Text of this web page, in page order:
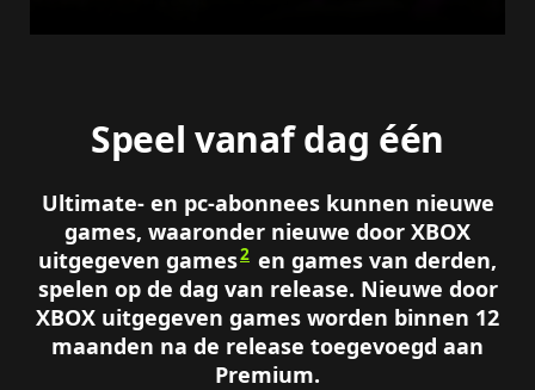
Speel vanaf dag één
Ultimate- en pc-abonnees kunnen nieuwe
games, waaronder nieuwe door XBOX
uitgegeven games2 en games van derden,
spelen op de dag van release. Nieuwe door
XBOX uitgegeven games worden binnen 12
maanden na de release toegevoegd aan
Premium.